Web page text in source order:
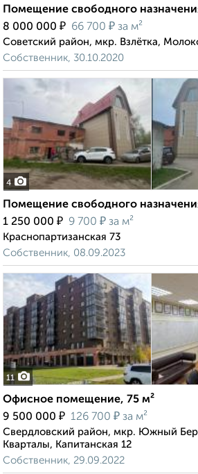
Помещение свободного
8 000 000 ₽ 66 700 ₽ за м²
Советский район, мкр. Взлётка,
Собственник, 30.10.2020
4
Помещение свободного
1 250 000 ₽ 9 700 ₽ за м²
Краснопартизанская 73
Собственник, 08.09.2023
11
Офисное помещение, 75 м²
9 500 000 ₽ 126 700 ₽ за м²
Свердловский район, мкр. Южный
Кварталы, Капитанская 12
Собственник, 29.09.2022